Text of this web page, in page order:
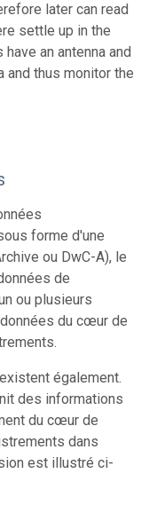
later can read
settle up in the
an antenna and
and thus monitor the
forme d'une
ou DwC-A), le
de
ou plusieurs
du cœur de
également.
des informations
du cœur de
dans
est illustré ci-